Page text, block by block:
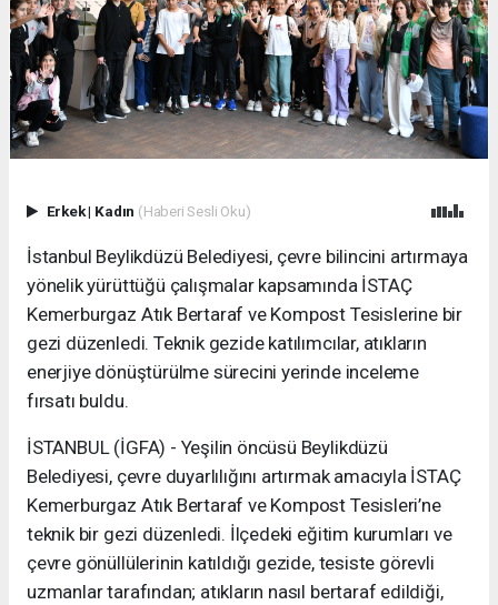
Erkek| Kadın (Haberi Sesli Oku)
İstanbul Beylikdüzü Belediyesi, çevre bilincini artırmaya
yönelik yürüttüğü çalışmalar kapsamında İSTAÇ
Kemerburgaz Atık Bertaraf ve Kompost Tesislerine bir
gezi düzenledi. Teknik gezide katılımcılar, atıkların
enerjiye dönüştürülme sürecini yerinde inceleme
fırsatı buldu.
İSTANBUL (İGFA) - Yeşilin öncüsü Beylikdüzü
Belediyesi, çevre duyarlılığını artırmak amacıyla İSTAÇ
Kemerburgaz Atık Bertaraf ve Kompost Tesisleri’ne
teknik bir gezi düzenledi. İlçedeki eğitim kurumları ve
çevre gönüllülerinin katıldığı gezide, tesiste görevli
uzmanlar tarafından; atıkların nasıl bertaraf edildiği,